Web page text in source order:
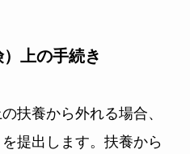
上の手続き
扶養から外れる場合、
提出します。扶養から